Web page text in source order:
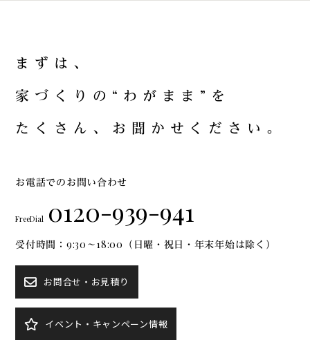
ま ず は 、
家 づ く り の “ わ が ま ま ” を
た く さ ん 、 お 聞 か せ く だ さ い 。
お電話でのお問い合わせ
FreeDial 0120-939-941
受付時間：9:30～18:00（日曜・祝日・年末年始は除く）
お問合せ・お見積り
イベント・キャンペーン情報